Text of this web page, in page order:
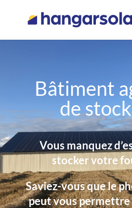
Bâtiment
de
Vous manquez
stocker votre
Saviez-vous que le
peut vous permettre